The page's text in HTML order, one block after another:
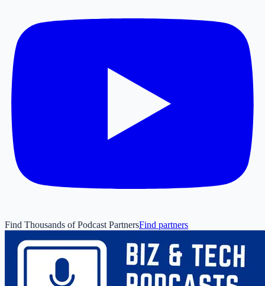
Find Thousands of Podcast PartnersFind partners